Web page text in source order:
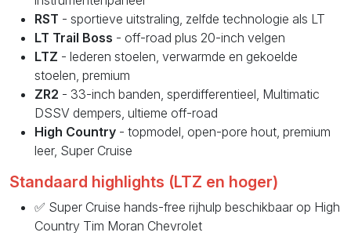
RST - sportieve uitstraling, zelfde technologie als LT
LT Trail Boss - off-road plus 20-inch velgen
LTZ - lederen stoelen, verwarmde en gekoelde
stoelen, premium
ZR2 - 33-inch banden, sperdifferentieel, Multimatic
DSSV dempers, ultieme off-road
High Country - topmodel, open-pore hout, premium
leer, Super Cruise
Standaard highlights (LTZ en hoger)
✅ Super Cruise hands-free rijhulp beschikbaar op High
Country Tim Moran Chevrolet